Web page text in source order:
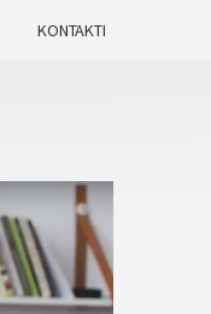
KONTAKTI